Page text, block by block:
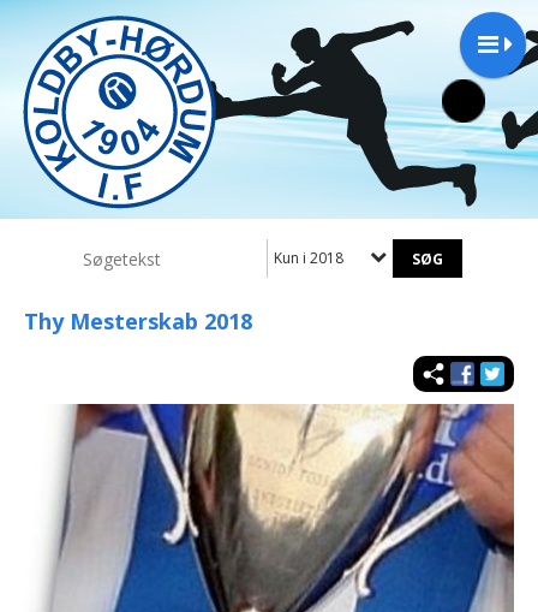
Kun i 2018
Thy Mesterskab 2018